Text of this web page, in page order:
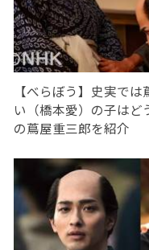
【べらぼう】史実で
い（橋本愛）の子はど
の蔦屋重三郎を紹介